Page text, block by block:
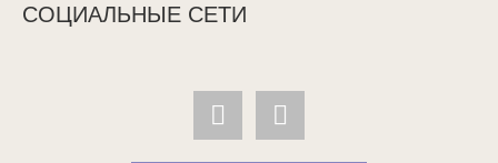
СОЦИАЛЬНЫЕ СЕТИ